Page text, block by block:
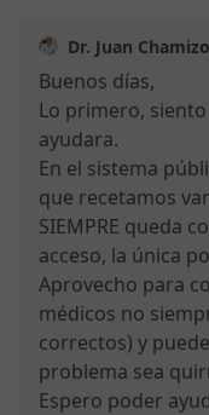
Dr. Juan
Buenos días,
Lo primero,
ayudara.
En el sistema
que recetamos
SIEMPRE queda
acceso, la única
Aprovecho para
médicos no
correctos) y
problema sea
Espero poder